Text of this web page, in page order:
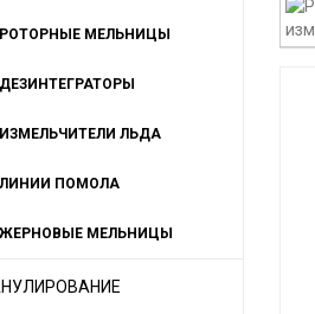
РОТОРНЫЕ МЕЛЬНИЦЫ
ДЕЗИНТЕГРАТОРЫ
ИЗМЕЛЬЧИТЕЛИ ЛЬДА
ЛИНИИ ПОМОЛА
ЖЕРНОВЫЕ МЕЛЬНИЦЫ